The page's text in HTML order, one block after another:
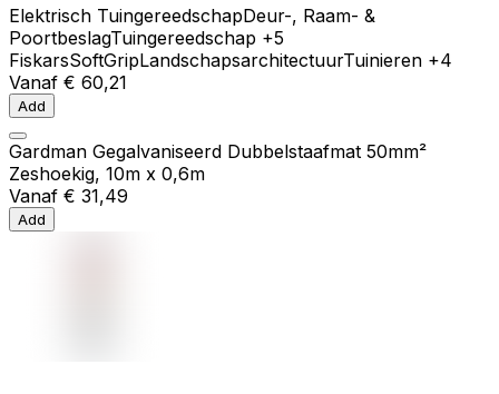
Elektrisch TuingereedschapDeur-, Raam- &
PoortbeslagTuingereedschap +5
FiskarsSoftGripLandschapsarchitectuurTuinieren +4
Vanaf € 60,21
Add
Gardman Gegalvaniseerd Dubbelstaafmat 50mm²
Zeshoekig, 10m x 0,6m
Vanaf € 31,49
Add